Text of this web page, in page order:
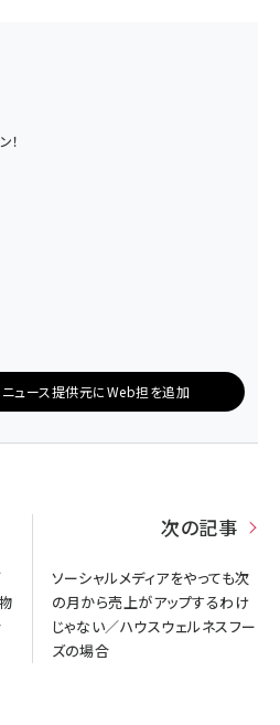
！
ュース提供元にWeb担を追加
次の記事
ソーシャルメディアをやっても次
の月から売上がアップするわけ
じゃない／ハウスウェルネスフー
ズの場合